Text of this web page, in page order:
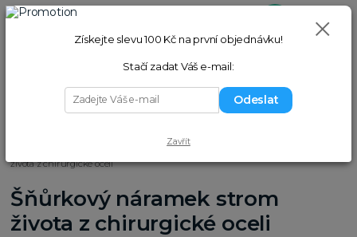
Menu
+420 775 058 977
0,00 Kč
Šňůrkové náramky
života z chirurgické oceli
Šňůrkový náramek strom
života z chirurgické oceli
Získejte slevu 100 Kč na první objednávku!
Stačí zadat Váš e-mail:
Odeslat
Zavřít